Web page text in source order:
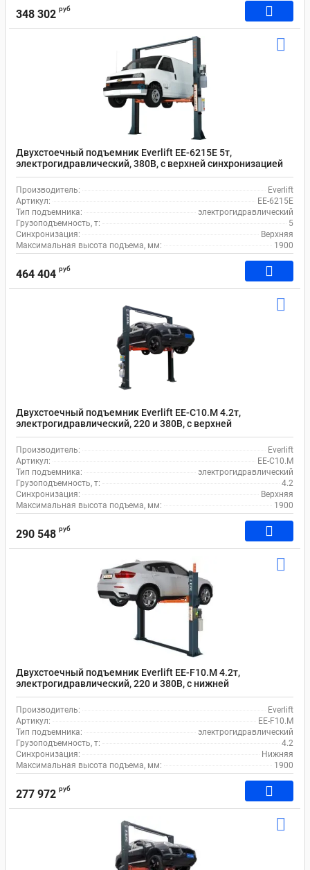
348 302 руб
Двухстоечный подъемник Everlift EE-6215E 5т,
электрогидравлический, 380В, с верхней синхронизацией
Производитель:
Everlift
Артикул:
EE-6215E
Тип подъемника:
электрогидравлический
Грузоподъемность, т:
5
Синхронизация:
Верхняя
Максимальная высота подъема, мм:
1900
464 404 руб
Двухстоечный подъемник Everlift EE-C10.M 4.2т,
электрогидравлический, 220 и 380В, с верхней
синхронизацией, 95-1900 мм
Производитель:
Everlift
Артикул:
EE-C10.M
Тип подъемника:
электрогидравлический
Грузоподъемность, т:
4.2
Синхронизация:
Верхняя
Максимальная высота подъема, мм:
1900
290 548 руб
Двухстоечный подъемник Everlift EE-F10.M 4.2т,
электрогидравлический, 220 и 380В, с нижней
синхронизацией, 95-1900 мм
Производитель:
Everlift
Артикул:
EE-F10.M
Тип подъемника:
электрогидравлический
Грузоподъемность, т:
4.2
Синхронизация:
Нижняя
Максимальная высота подъема, мм:
1900
277 972 руб